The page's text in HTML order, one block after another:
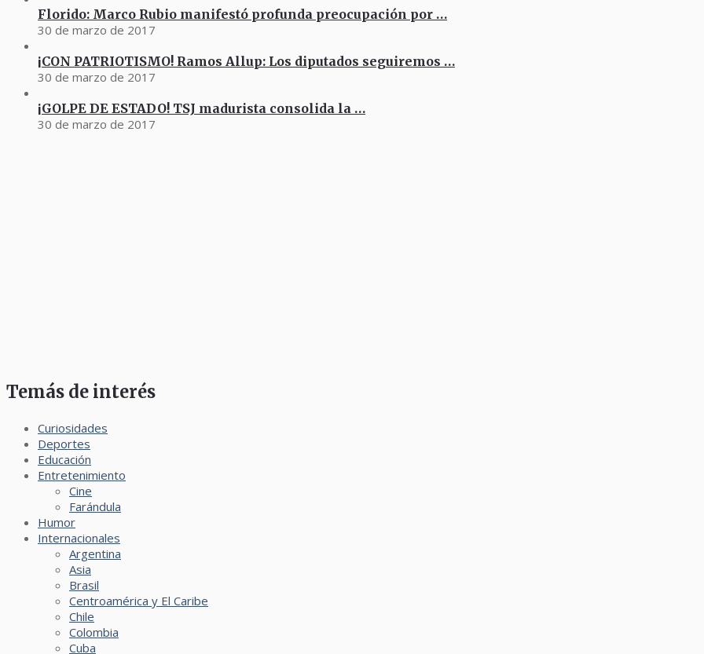
Florido: Marco Rubio manifestó profunda preocupación por …
30 de marzo de 2017
¡CON PATRIOTISMO! Ramos Allup: Los diputados seguiremos …
30 de marzo de 2017
¡GOLPE DE ESTADO! TSJ madurista consolida la …
30 de marzo de 2017
Temás de interés
Curiosidades
Deportes
Educación
Entretenimiento
Cine
Farándula
Humor
Internacionales
Argentina
Asia
Brasil
Centroamérica y El Caribe
Chile
Colombia
Cuba